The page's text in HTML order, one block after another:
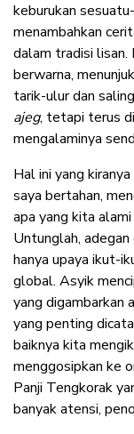
keburukan
menambahkan
dalam tradisi lisan.
berwarna,
tarik-ulur dan
ajeg, tetapi terus
mengalaminya
Hal ini yang
saya bertahan,
apa yang kita
Untunglah,
hanya upaya ikut-
global. Asyik
yang digambarkan
yang penting
baiknya kita
menggosipkan ke
Panji Tengkorak
banyak atensi,